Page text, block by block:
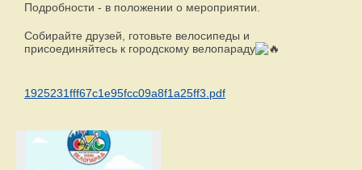
Подробности - в положении о мероприятии.
Собирайте друзей, готовьте велосипеды и
присоединяйтесь к городскому велопараду
1925231fff67c1e95fcc09a8f1a25ff3.pdf